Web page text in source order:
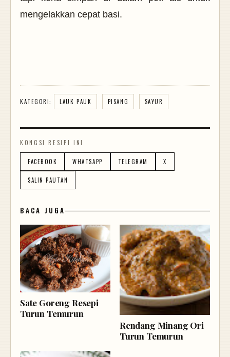
mengelakkan cepat basi.
KATEGORI: LAUK PAUK PISANG SAYUR
KONGSI RESIPI INI
FACEBOOK WHATSAPP TELEGRAM X
SALIN PAUTAN
BACA JUGA
Sate Goreng Resepi
Turun Temurun
Rendang Minang Ori
Turun Temurun